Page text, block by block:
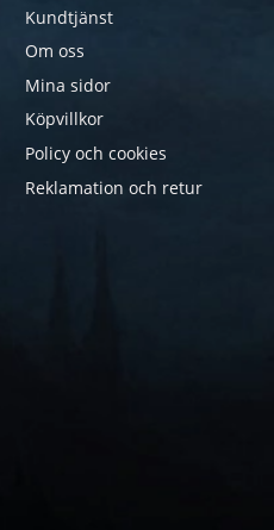
Kundtjänst
Om oss
Mina sidor
Köpvillkor
Policy och cookies
Reklamation och retur